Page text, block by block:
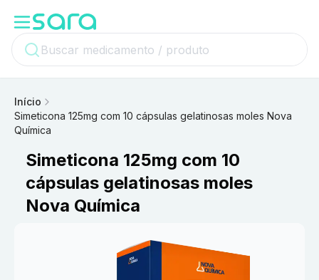
Início
Simeticona 125mg com 10 cápsulas gelatinosas moles Nova
Química
Simeticona 125mg com 10
cápsulas gelatinosas moles
Nova Química